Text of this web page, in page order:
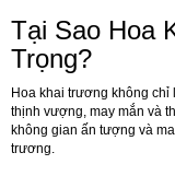
Tại Sao Hoa
Trọng?
Hoa khai trương không
thịnh vượng, may mắn và
không gian ấn tượng và
trương.